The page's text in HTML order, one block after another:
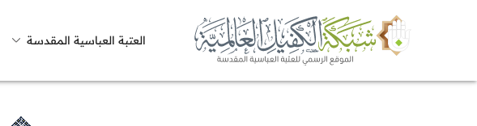
العتبة العباسية المقدسة